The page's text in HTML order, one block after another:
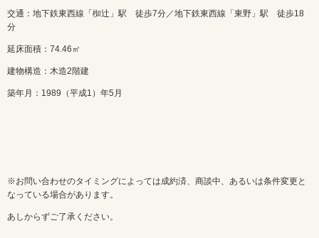
交通：地下鉄東西線「椥辻」駅 徒歩7分／地下鉄東西線「東野」駅 徒歩18
分
延床面積：74.46㎡
建物構造：木造2階建
築年月：1989（平成1）年5月
※お問い合わせのタイミングによっては成約済、商談中、あるいは条件変更と
なっている場合があります。
あしからずご了承ください。